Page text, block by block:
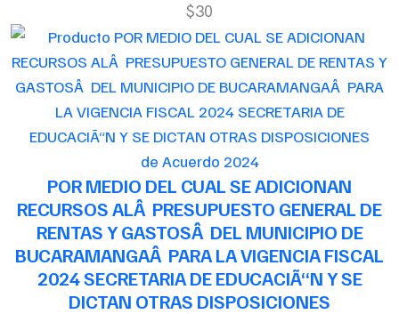
$30
de Acuerdo 2024
POR MEDIO DEL CUAL SE ADICIONAN
RECURSOS ALÂ PRESUPUESTO GENERAL DE
RENTAS Y GASTOSÂ DEL MUNICIPIO DE
BUCARAMANGAÂ PARA LA VIGENCIA FISCAL
2024 SECRETARIA DE EDUCACIÃ“N Y SE
DICTAN OTRAS DISPOSICIONES